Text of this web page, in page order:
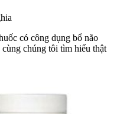
có công dụng bổ não
chúng tôi tìm hiểu thật